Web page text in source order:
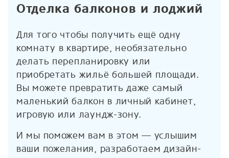
Отделка балконов и лоджий
Для того чтобы получить ещё одну
комнату в квартире, необязательно
делать перепланировку или
приобретать жильё большей площади.
Вы можете превратить даже самый
маленький балкон в личный кабинет,
игровую или лаундж-зону.
И мы поможем вам в этом — услышим
ваши пожелания, разработаем дизайн-